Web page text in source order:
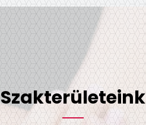
Szakterületeink